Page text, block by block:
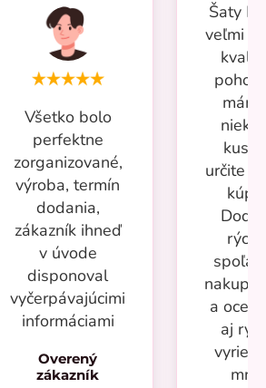
Všetko bolo
perfektne
zorganizované,
výroba, termín
dodania,
zákazník ihneď
v úvode
disponoval
vyčerpávajúcimi
informáciami
Overený
zákazník
Šaty
veľmi
mám
určite
a
aj